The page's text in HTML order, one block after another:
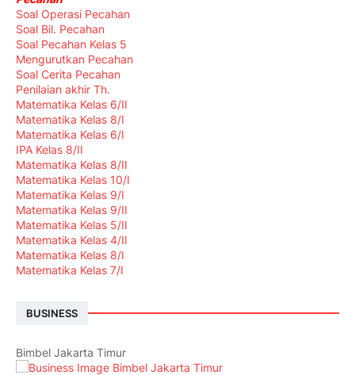
Soal Operasi Pecahan
Soal Bil. Pecahan
Soal Pecahan Kelas 5
Mengurutkan Pecahan
Soal Cerita Pecahan
Penilaian akhir Th.
Matematika Kelas 6/II
Matematika Kelas 8/I
Matematika Kelas 6/I
IPA Kelas 8/II
Matematika Kelas 8/II
Matematika Kelas 10/I
Matematika Kelas 9/I
Matematika Kelas 9/II
Matematika Kelas 5/II
Matematika Kelas 4/II
Matematika Kelas 8/I
Matematika Kelas 7/I
BUSINESS
Bimbel Jakarta Timur